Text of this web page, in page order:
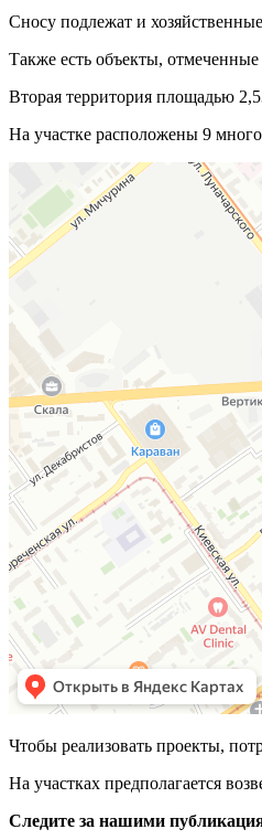
Сносу подлежат и
Также есть объекты,
Вторая территория площадью
На участке расположены 9
Чтобы реализовать проекты,
На участках предполагается
Следите за нашими